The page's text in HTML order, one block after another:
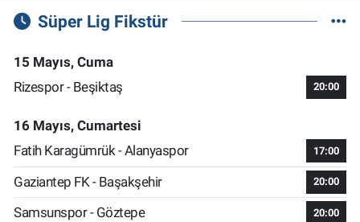
Süper Lig Fikstür
15 Mayıs, Cuma
Rizespor - Beşiktaş
20:00
16 Mayıs, Cumartesi
Fatih Karagümrük - Alanyaspor
17:00
Gaziantep FK - Başakşehir 20:00
Samsunspor - Göztepe 20:00